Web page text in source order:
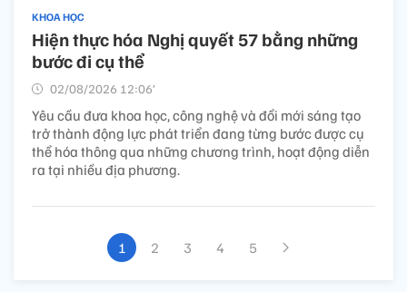
KHOA HỌC
Hiện thực hóa Nghị quyết 57 bằng những
bước đi cụ thể
02/08/2026 12:06’
Yêu cầu đưa khoa học, công nghệ và đổi mới sáng tạo
trở thành động lực phát triển đang từng bước được cụ
thể hóa thông qua những chương trình, hoạt động diễn
ra tại nhiều địa phương.
1 2 3 4 5